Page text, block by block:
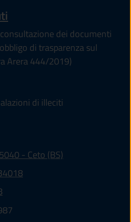
dei documenti
di trasparenza sul
Arera 444/2019)
di illeciti
- Ceto (BS)